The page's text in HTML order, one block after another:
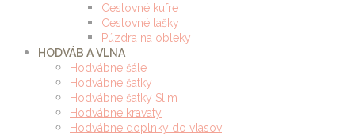
Cestovné kufre
Cestovné tašky
Púzdra na obleky
HODVÁB A VLNA
Hodvábne šále
Hodvábne šatky
Hodvábne šatky Slim
Hodvábne kravaty
Hodvábne doplnky do vlasov